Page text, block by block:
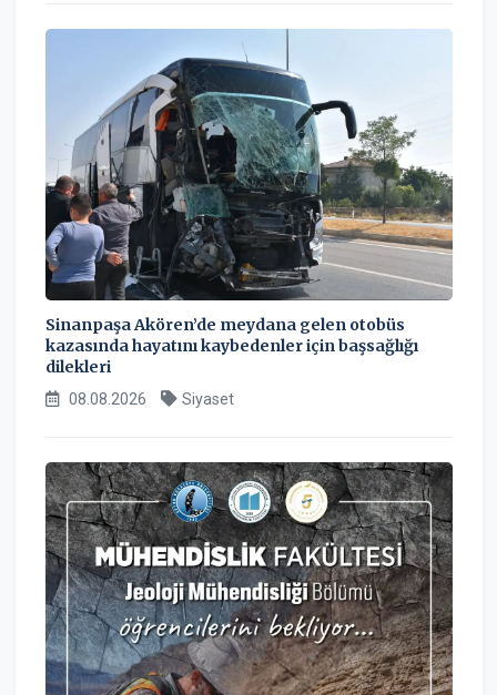
Sinanpaşa Akören’de meydana gelen otobüs
kazasında hayatını kaybedenler için başsağlığı
dilekleri
08.08.2026 Siyaset